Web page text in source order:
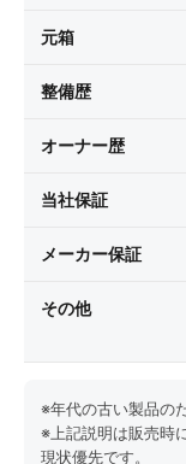
元箱
整備歴
オーナー歴
当社保証
メーカー保証
その他
※年代の古い製品の
※上記説明は販売時
現状優先です。